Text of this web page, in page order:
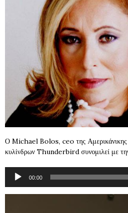
Ο Michael Bolos, ceo της Αμερικάνικης
κυλίνδρων Thunderbird συνομιλεί με
Audio
Player
00:00